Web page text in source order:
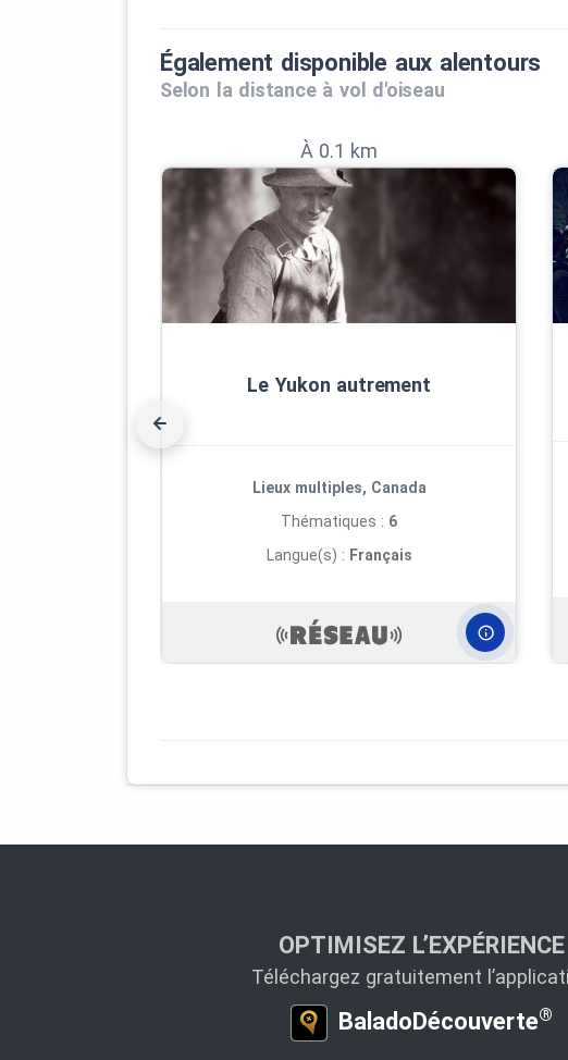
Également disponible aux alentours
Selon la distance à vol d'oiseau
À 0.1 km
Le Yukon autrement
Lieux multiples, Canada
Thématiques : 6
Langue(s) : Français
OPTIMISEZ L’EXPÉRIENCE
Téléchargez gratuitement
BaladoDécouverte®